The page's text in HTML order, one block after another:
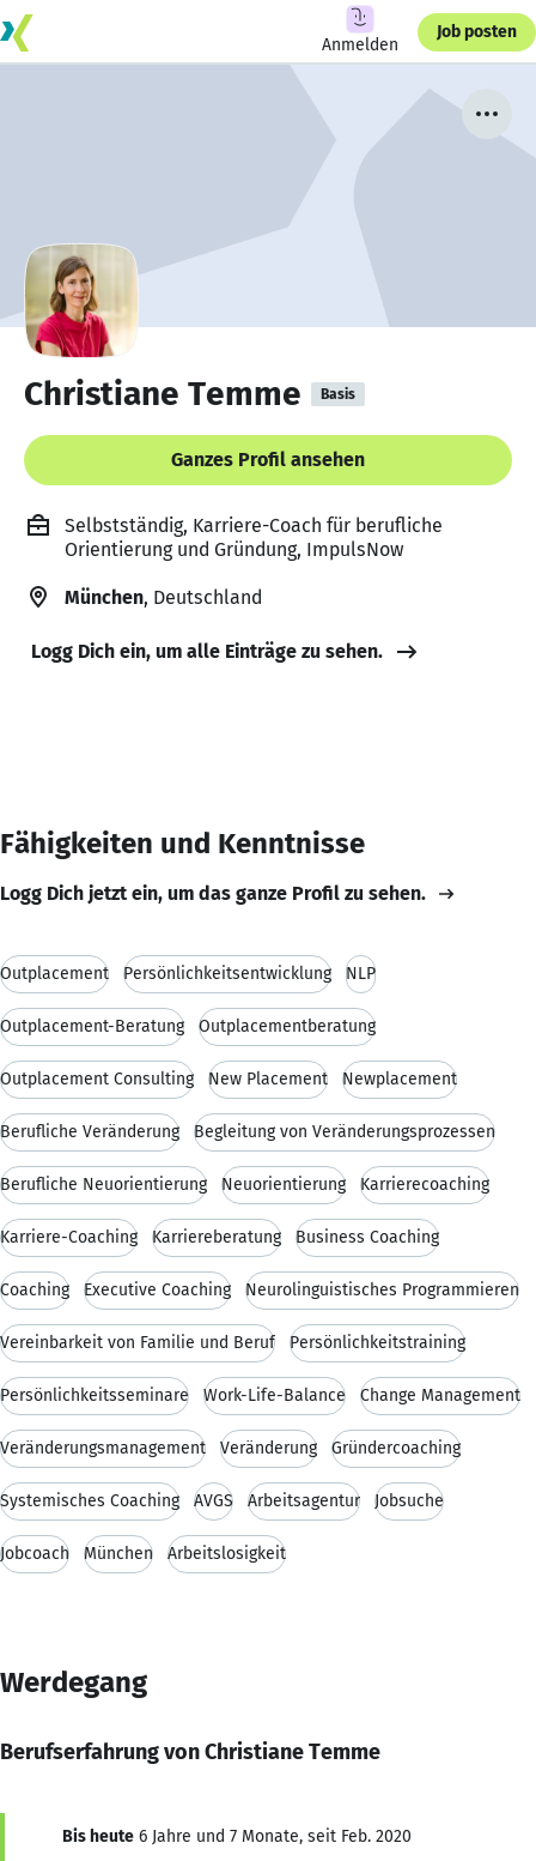
Anmelden
Job posten
Christiane Temme Basis
Ganzes Profil ansehen
Selbstständig, Karriere-Coach für berufliche
Orientierung und Gründung, ImpulsNow
München, Deutschland
Logg Dich ein, um alle Einträge zu sehen.
Fähigkeiten und Kenntnisse
Logg Dich jetzt ein, um das ganze Profil zu sehen.
Outplacement Persönlichkeitsentwicklung NLP
Outplacement-Beratung Outplacementberatung
Outplacement Consulting New Placement Newplacement
Berufliche Veränderung Begleitung von Veränderungsprozessen
Berufliche Neuorientierung Neuorientierung Karrierecoaching
Karriere-Coaching Karriereberatung Business Coaching
Coaching Executive Coaching Neurolinguistisches Programmieren
Vereinbarkeit von Familie und Beruf Persönlichkeitstraining
Persönlichkeitsseminare Work-Life-Balance Change Management
Veränderungsmanagement Veränderung Gründercoaching
Systemisches Coaching AVGS Arbeitsagentur Jobsuche
Jobcoach München Arbeitslosigkeit
Werdegang
Berufserfahrung von Christiane Temme
Bis heute 6 Jahre und 7 Monate, seit Feb. 2020